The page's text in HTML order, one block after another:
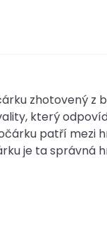
zhotovený
který
patří mezi
je ta správná